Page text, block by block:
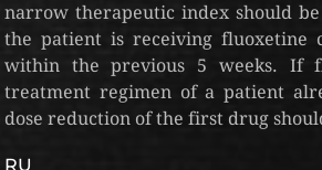
narrow therapeutic index should
the patient is receiving fluoxetine
within the previous 5 weeks. If
treatment regimen of a patient
dose reduction of the first drug
RU